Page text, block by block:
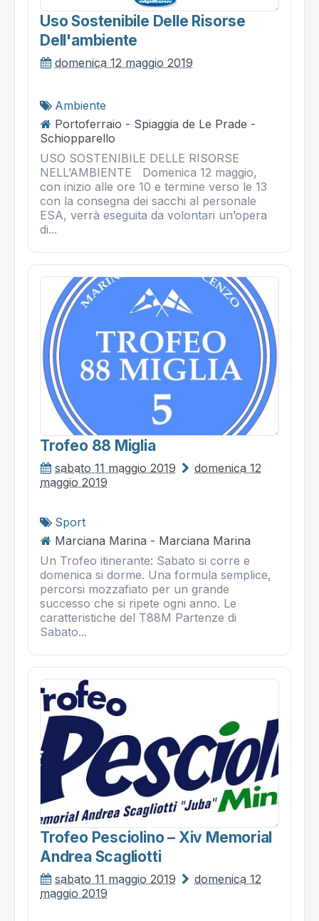
Uso Sostenibile Delle Risorse
Dell'ambiente
domenica 12 maggio 2019
Ambiente
Portoferraio - Spiaggia de Le Prade -
Schiopparello
USO SOSTENIBILE DELLE RISORSE
NELL’AMBIENTE Domenica 12 maggio,
con inizio alle ore 10 e termine verso le 13
con la consegna dei sacchi al personale
ESA, verrà eseguita da volontari un’opera
di...
Trofeo 88 Miglia
sabato 11 maggio 2019
domenica 12
maggio 2019
Sport
Marciana Marina - Marciana Marina
Un Trofeo itinerante: Sabato si corre e
domenica si dorme. Una formula semplice,
percorsi mozzafiato per un grande
successo che si ripete ogni anno. Le
caratteristiche del T88M Partenze di
Sabato...
Trofeo Pesciolino – Xiv Memorial
Andrea Scagliotti
sabato 11 maggio 2019
domenica 12
maggio 2019